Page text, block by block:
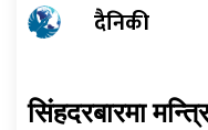
दैनिकी
सिंहदरबारमा